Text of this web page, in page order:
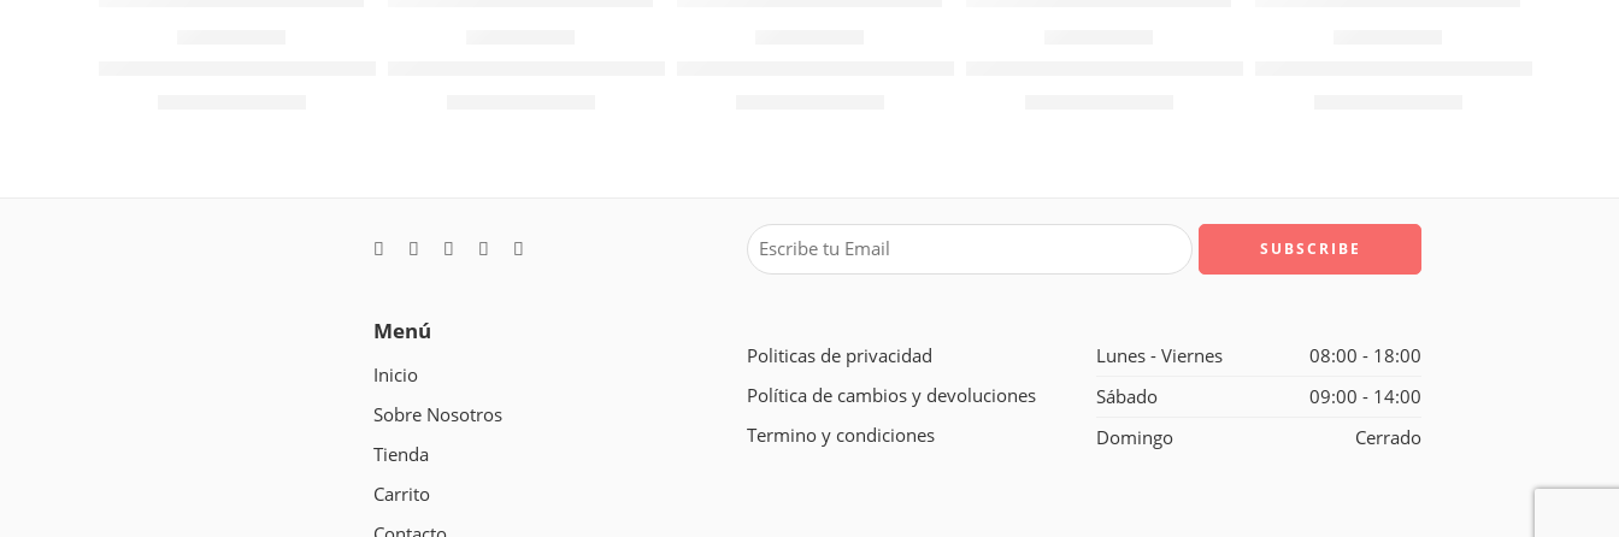
Menú
Inicio
Sobre Nosotros
Tienda
Carrito
Politicas de privacidad
Política de cambios y devoluciones
Termino y condiciones
Lunes - Viernes
08:00 - 18:00
Sábado
09:00 - 14:00
Domingo
Cerrado